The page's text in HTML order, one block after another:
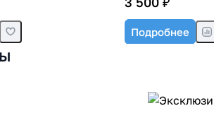
Подробнее